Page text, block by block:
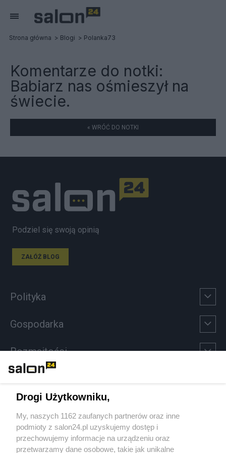
Strona główna Blogi Polanka73
Komentarze do notki:
Babiarz nas ośmieszył na
świecie.
« WRÓĆ DO NOTKI
Podziel się swoją opinią
ZAŁÓŻ BLOG
Polityka
Gospodarka
Rozmaitości
Sport
Społeczeństwo
Drogi Użytkowniku,
My, naszych 1162 zaufanych partnerów oraz inne
podmioty z salon24.pl uzyskujemy dostęp i
przechowujemy informacje na urządzeniu oraz
przetwarzamy dane osobowe, takie jak unikalne